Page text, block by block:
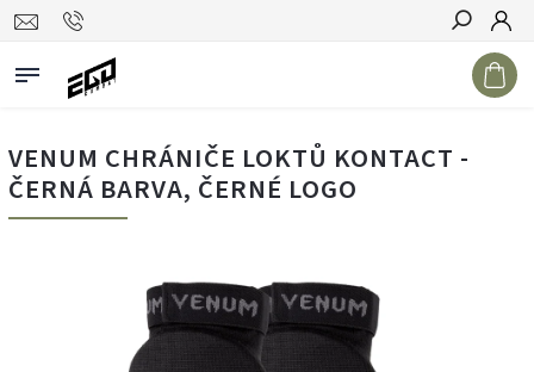
Hledat
VENUM CHRÁNIČE LOKTŮ KONTACT -
ČERNÁ BARVA, ČERNÉ LOGO